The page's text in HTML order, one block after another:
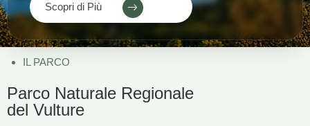
Scopri di Più
IL PARCO
Parco Naturale Regionale
del Vulture